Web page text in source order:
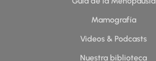
Mamografía
Videos & Podcasts
Nuestra biblioteca